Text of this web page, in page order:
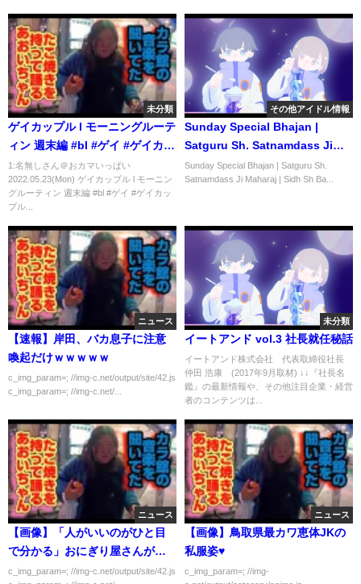
未分類
ゲイカップル l モーニングルーテ
ィン 週末編 #bl #ゲイ #ゲイカッ
プル #同性カップル
1:名無しさん＠おカマいっぱい
2022.05.23(Mon) ゲイカップル l モーニン
グルーティン 週末編 #bl #ゲイ #ゲイカッ
プル...
その他アイドル情報
Sunday Special Bhajan |
Satguru Sh. Satnamdass Ji
Maharaj | Sidh Sh Baba Balak
Nath Ji | Nasib Music
Sunday Special Bhajan | Satguru Sh.
Satnamdass Ji Maharaj | Sidh Sh Ba...
ニュース
【速報】岸田、バカ息子に注意
喚起だけｗｗｗｗｗ
c_img_param=; //img-c.net/output/site/42.js
c_img_param=; //img-c.net/...
未分類
イートアンド vol.3 社長就任秘話
イートアンド株式会社 代表取締役社長
仲田 浩康 (2017年9月取材) ↓↓『社長名
鑑』の最新情報や、その他注目企業・経営
者のコンテンツは...
ニュース
【画像】「人がいいのがひと目
で分かる」おにぎり屋さんがこ
ちらｗｗｗｗｗ
c_img_param=; //img-c.net/output/site/42.js
ニュース
【画像】鳥取県最カワ恵体JKの
私服姿♥
c_img_param=; //img-